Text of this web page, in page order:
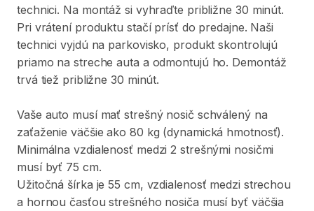
technici. Na montáž si vyhraďte približne 30 minút.
Pri vrátení produktu stačí prísť do predajne. Naši
technici vyjdú na parkovisko​,​ produkt skontrolujú
priamo na streche auta a odmontujú ho. Demontáž
trvá tiež približne 30 minút.
Vaše auto musí mať strešný nosič schválený na
zaťaženie väčšie ako 80 kg (dynamická hmotnosť).
Minimálna vzdialenosť medzi 2 strešnými nosičmi
musí byť 75 cm.
Užitočná šírka je 55 cm​,​ vzdialenosť medzi strechou
a hornou časťou strešného nosiča musí byť väčšia